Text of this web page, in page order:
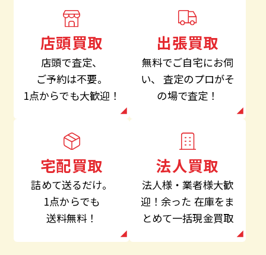
店頭買取
店頭で査定、
ご予約は不要。
1点からでも大歓迎！
出張買取
無料でご自宅にお伺
い、
査定のプロがそ
の場で査定！
宅配買取
詰めて送るだけ。
1点からでも
送料無料！
法人買取
法人様・業者様大歓
迎！余った 在庫をま
とめて一括現金買取